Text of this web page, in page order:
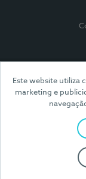
Este website utiliza
marketing e